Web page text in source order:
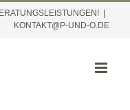
KONTAKT@P-UND-O.DE